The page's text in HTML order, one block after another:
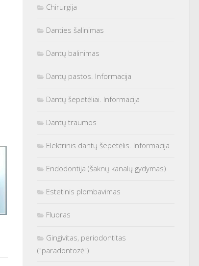
Chirurgija
Danties šalinimas
Dantų balinimas
Dantų pastos. Informacija
Dantų šepetėliai. Informacija
Dantų traumos
Elektrinis dantų šepetėlis. Informacija
Endodontija (šaknų kanalų gydymas)
Estetinis plombavimas
Fluoras
Gingivitas, periodontitas
("paradontozė")